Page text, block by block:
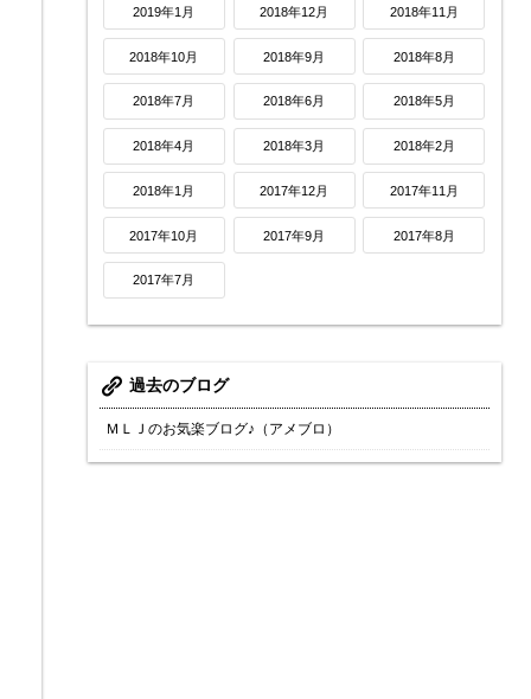
2019年1月 2018年12月 2018年11月
2018年10月 2018年9月 2018年8月
2018年7月 2018年6月 2018年5月
2018年4月 2018年3月 2018年2月
2018年1月 2017年12月 2017年11月
2017年10月 2017年9月 2017年8月
2017年7月
過去のブログ
ＭＬＪのお気楽ブログ♪（アメブロ）